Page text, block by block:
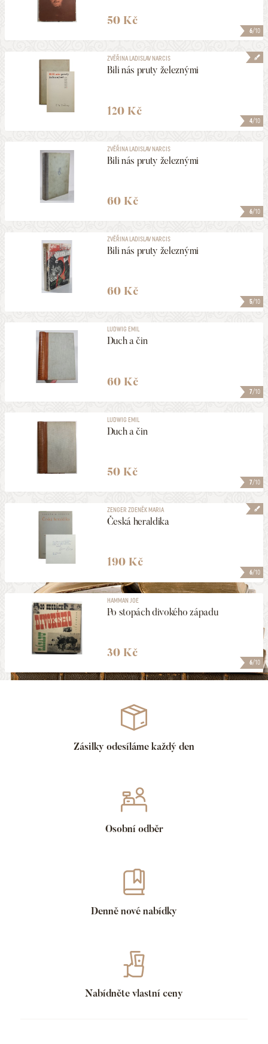
6/10
50 Kč
4/10
ZVĚŘINA LADISLAV NARCIS
Bili nás pruty železnými
120 Kč
6/10
ZVĚŘINA LADISLAV NARCIS
Bili nás pruty železnými
60 Kč
5/10
ZVĚŘINA LADISLAV NARCIS
Bili nás pruty železnými
60 Kč
7/10
LUDWIG EMIL
Duch a čin
60 Kč
7/10
LUDWIG EMIL
Duch a čin
50 Kč
6/10
ZENGER ZDENĚK MARIA
Česká heraldika
190 Kč
6/10
HAMMAN JOE
Po stopách divokého západu
30 Kč
Zásilky odesíláme každý den
Osobní odběr
Denně nové nabídky
Nabídněte vlastní ceny